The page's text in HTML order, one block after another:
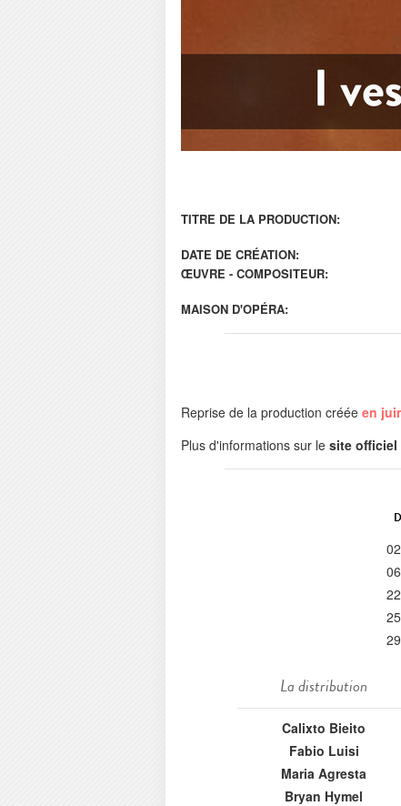
TITRE DE LA PRODUCTION:
DATE DE CRÉATION:
ŒUVRE - COMPOSITEUR:
MAISON D'OPÉRA:
Reprise de la production créée en
Plus d'informations sur le site officiel
La distribution
Calixto Bieito
Fabio Luisi
Maria Agresta
Bryan Hymel